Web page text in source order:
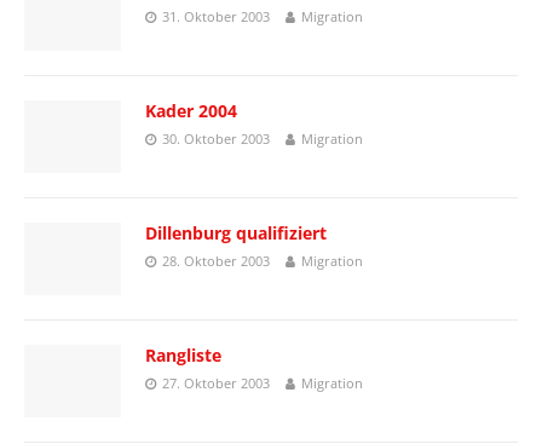
31. Oktober 2003 Migration
Kader 2004
30. Oktober 2003 Migration
Dillenburg qualifiziert
28. Oktober 2003 Migration
Rangliste
27. Oktober 2003 Migration